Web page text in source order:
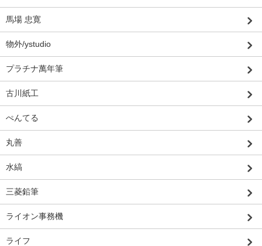
馬場 忠寛
物外/ystudio
プラチナ萬年筆
古川紙工
ぺんてる
丸善
水縞
三菱鉛筆
ライオン事務機
ライフ